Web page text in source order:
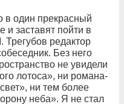
в один прекрасный
и заставят пойти в
редактор
Без него
не увидели
лотоса», ни романа-
ни тем более
неба». Я не стал